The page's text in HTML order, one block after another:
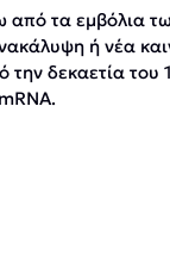
από τα εμβόλια
ή νέα
την δεκαετία